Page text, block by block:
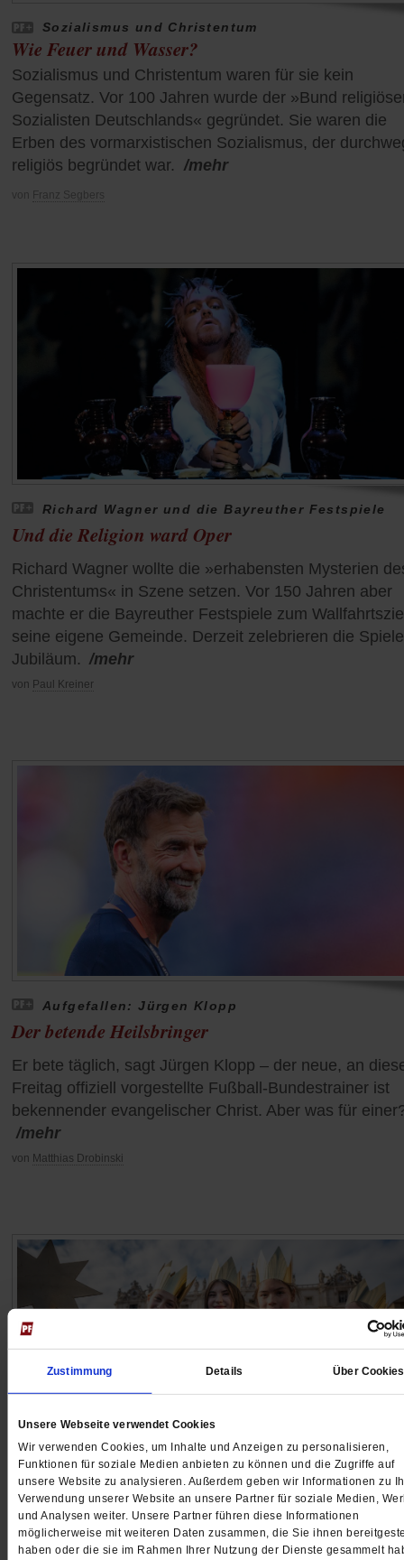
Zustimmung Details Über Cookies
Unsere Webseite verwendet Cookies
Wir verwenden Cookies, um Inhalte und Anzeigen zu personalisieren,
Funktionen für soziale Medien anbieten zu können und die Zugriffe auf
unsere Website zu analysieren. Außerdem geben wir Informationen zu
Verwendung unserer Website an unsere Partner für soziale Medien,
und Analysen weiter. Unsere Partner führen diese Informationen
möglicherweise mit weiteren Daten zusammen, die Sie ihnen
haben oder die sie im Rahmen Ihrer Nutzung der Dienste gesammelt
Sozialismus und Christentum
Wie Feuer und Wasser?
Sozialismus und Christentum waren für sie kein
Gegensatz. Vor 100 Jahren wurde der »Bund
Sozialisten Deutschlands« gegründet. Sie waren die
Erben des vormarxistischen Sozialismus, der
religiös begründet war. /mehr
von Franz Segbers
Richard Wagner und die Bayreuther Festspiele
Und die Religion ward Oper
Richard Wagner wollte die »erhabensten Mysterien
Christentums« in Szene setzen. Vor 150 Jahren aber
machte er die Bayreuther Festspiele zum
seine eigene Gemeinde. Derzeit zelebrieren die
Jubiläum. /mehr
von Paul Kreiner
Aufgefallen: Jürgen Klopp
Der betende Heilsbringer
Er bete täglich, sagt Jürgen Klopp – der neue, an
Freitag offiziell vorgestellte Fußball-Bundestrainer ist
bekennender evangelischer Christ. Aber was für
/mehr
von Matthias Drobinski
»Die Sternsinger«
Kinder helfen Kindern – seit 180 Jahren
Zu seinem Jubiläum ruft das Kindermissionswerk »Die